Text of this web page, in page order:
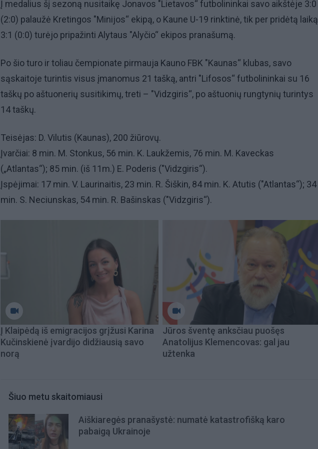
Į medalius šį sezoną nusitaikę Jonavos "Lietavos“ futbolininkai savo aikštėje 3:0
(2:0) palaužė Kretingos "Minijos“ ekipą, o Kaune U-19 rinktinė, tik per pridėtą laiką
3:1 (0:0) turėjo pripažinti Alytaus "Alyčio“ ekipos pranašumą.
Po šio turo ir toliau čempionate pirmauja Kauno FBK "Kaunas“ klubas, savo
sąskaitoje turintis visus įmanomus 21 tašką, antri "Lifosos“ futbolininkai su 16
taškų po aštuonerių susitikimų, treti – "Vidzgiris“, po aštuonių rungtynių turintys
14 taškų.
Teisėjas: D. Vilutis (Kaunas), 200 žiūrovų.
Įvarčiai: 8 min. M. Stonkus, 56 min. K. Laukžemis, 76 min. M. Kaveckas
(„Atlantas“); 85 min. (iš 11m.) E. Poderis ("Vidzgiris“).
Įspėjimai: 17 min. V. Laurinaitis, 23 min. R. Šiškin, 84 min. K. Atutis ("Atlantas“); 34
min. S. Neciunskas, 54 min. R. Bašinskas ("Vidzgiris“).
Į Klaipėdą iš emigracijos grįžusi Karina
Kučinskienė įvardijo didžiausią savo
norą
Jūros šventę anksčiau puošęs
Anatolijus Klemencovas: gal jau
užtenka
Šiuo metu skaitomiausi
Aiškiaregės pranašystė: numatė katastrofišką karo
pabaigą Ukrainoje